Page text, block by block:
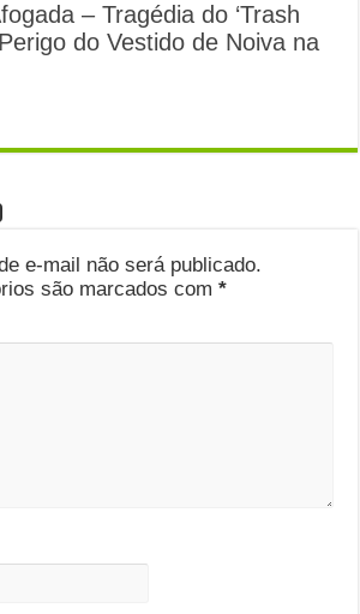
– Tragédia do ‘Trash
do Vestido de Noiva na
e-mail não será publicado.
são marcados com*